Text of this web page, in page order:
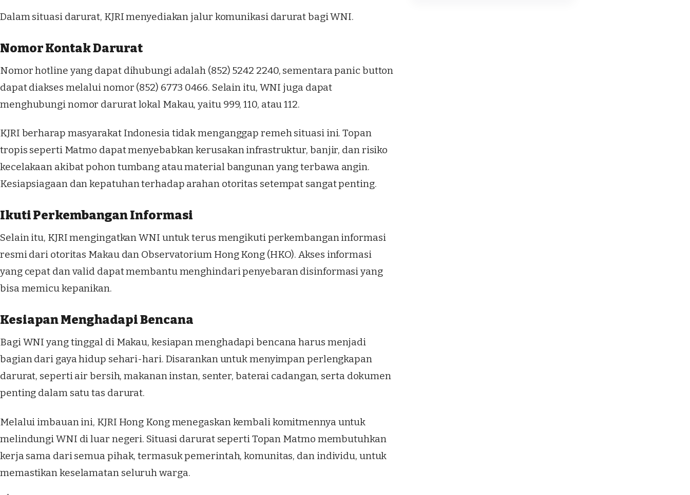
Dalam situasi darurat, KJRI menyediakan jalur komunikasi darurat bagi WNI.
Nomor Kontak Darurat
Nomor hotline yang dapat dihubungi adalah (852) 5242 2240, sementara panic button
dapat diakses melalui nomor (852) 6773 0466. Selain itu, WNI juga dapat
menghubungi nomor darurat lokal Makau, yaitu 999, 110, atau 112.
KJRI berharap masyarakat Indonesia tidak menganggap remeh situasi ini. Topan
tropis seperti Matmo dapat menyebabkan kerusakan infrastruktur, banjir, dan risiko
kecelakaan akibat pohon tumbang atau material bangunan yang terbawa angin.
Kesiapsiagaan dan kepatuhan terhadap arahan otoritas setempat sangat penting.
Ikuti Perkembangan Informasi
Selain itu, KJRI mengingatkan WNI untuk terus mengikuti perkembangan informasi
resmi dari otoritas Makau dan Observatorium Hong Kong (HKO). Akses informasi
yang cepat dan valid dapat membantu menghindari penyebaran disinformasi yang
bisa memicu kepanikan.
Kesiapan Menghadapi Bencana
Bagi WNI yang tinggal di Makau, kesiapan menghadapi bencana harus menjadi
bagian dari gaya hidup sehari-hari. Disarankan untuk menyimpan perlengkapan
darurat, seperti air bersih, makanan instan, senter, baterai cadangan, serta dokumen
penting dalam satu tas darurat.
Melalui imbauan ini, KJRI Hong Kong menegaskan kembali komitmennya untuk
melindungi WNI di luar negeri. Situasi darurat seperti Topan Matmo membutuhkan
kerja sama dari semua pihak, termasuk pemerintah, komunitas, dan individu, untuk
memastikan keselamatan seluruh warga.